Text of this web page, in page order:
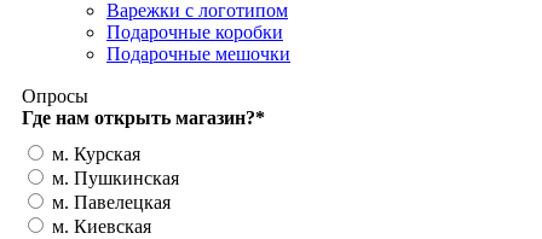
Варежки с логотипом
Подарочные коробки
Подарочные мешочки
Опросы
Где нам открыть магазин?*
м. Курская
м. Пушкинская
м. Павелецкая
м. Киевская